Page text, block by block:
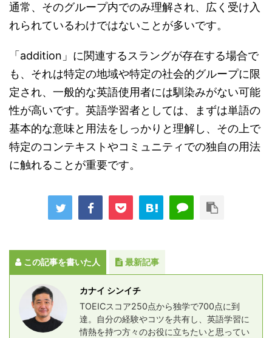
通常、そのグループ内でのみ理解され、広く受け入
れられているわけではないことが多いです。
「addition」に関連するスラングが存在する場合で
も、それは特定の地域や特定の社会的グループに限
定され、一般的な英語使用者には馴染みがない可能
性が高いです。英語学習者としては、まずは単語の
基本的な意味と用法をしっかりと理解し、その上で
特定のコンテキストやコミュニティでの独自の用法
に触れることが重要です。
この記事を書いた人 最新記事
カナイ シンイチ
TOEICスコア250点から独学で700点に到
達。自分の経験やコツを共有し、英語学習に
情熱を持つ方々のお役に立ちたいと思ってい